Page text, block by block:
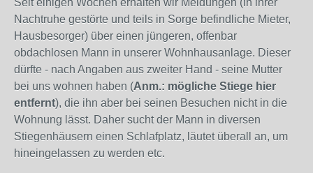
Seit einigen Wochen erhalten wir Meldungen (in ihrer
Nachtruhe gestörte und teils in Sorge befindliche Mieter,
Hausbesorger) über einen jüngeren, offenbar
obdachlosen Mann in unserer Wohnhausanlage. Dieser
dürfte - nach Angaben aus zweiter Hand - seine Mutter
bei uns wohnen haben (Anm.: mögliche Stiege hier
entfernt), die ihn aber bei seinen Besuchen nicht in die
Wohnung lässt. Daher sucht der Mann in diversen
Stiegenhäusern einen Schlafplatz, läutet überall an, um
hineingelassen zu werden etc.